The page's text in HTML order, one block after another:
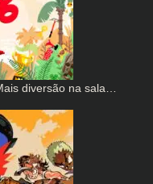
diversão na sala…